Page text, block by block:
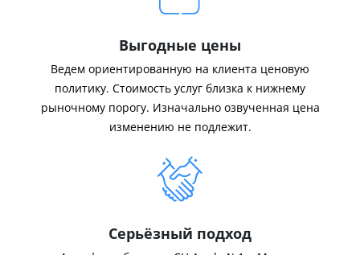
Выгодные цены
Ведем ориентированную на клиента ценовую
политику. Стоимость услуг близка к нижнему
рыночному порогу. Изначально озвученная цена
изменению не подлежит.
Серьёзный подход